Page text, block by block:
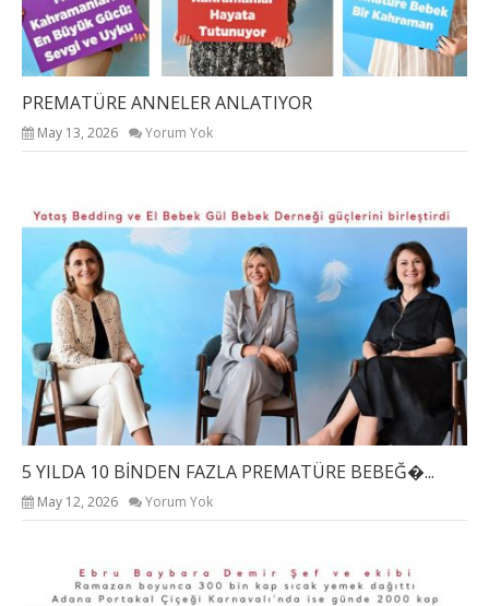
PREMATÜRE ANNELER ANLATIYOR
May 13, 2026 Yorum Yok
5 YILDA 10 BİNDEN FAZLA PREMATÜRE BEBEĞ�...
May 12, 2026 Yorum Yok